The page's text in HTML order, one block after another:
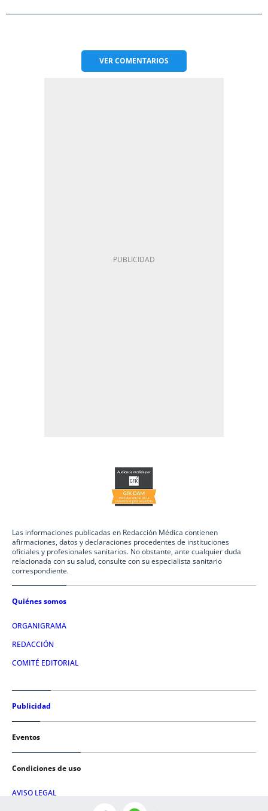
VERCOMENTARIOS
Las informaciones publicadas en Redacción Médica contienen
afirmaciones, datos y declaraciones procedentes de instituciones
oficiales y profesionales sanitarios. No obstante, ante cualquier duda
relacionada con su salud, consulte con su especialista sanitario
correspondiente.
Quiénes somos
ORGANIGRAMA
REDACCIÓN
COMITÉ EDITORIAL
Publicidad
Eventos
Condiciones de uso
AVISO LEGAL